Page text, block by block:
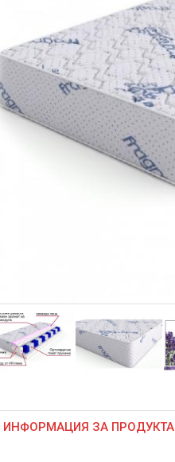
ИНФОРМАЦИЯ ЗА ПРОДУКТА